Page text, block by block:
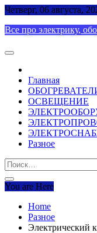
Skip
content
Четверг, 06 августа,
Все про электрику,
Главная
ОСВЕЩЕНИЕ
Разное
Найти:
You are Here
Home
Разное
Электрический